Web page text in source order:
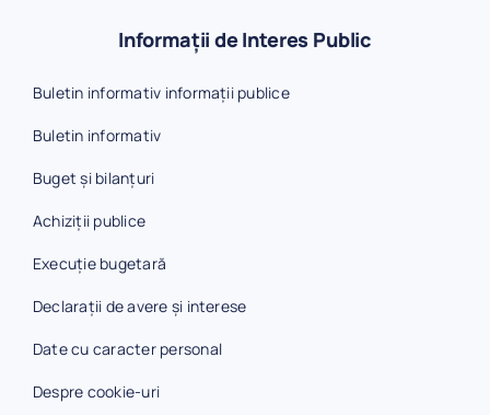
Informații de Interes Public
Buletin informativ informații publice
Buletin informativ
Buget și bilanțuri
Achiziții publice
Execuție bugetară
Declarații de avere și interese
Date cu caracter personal
Despre cookie-uri